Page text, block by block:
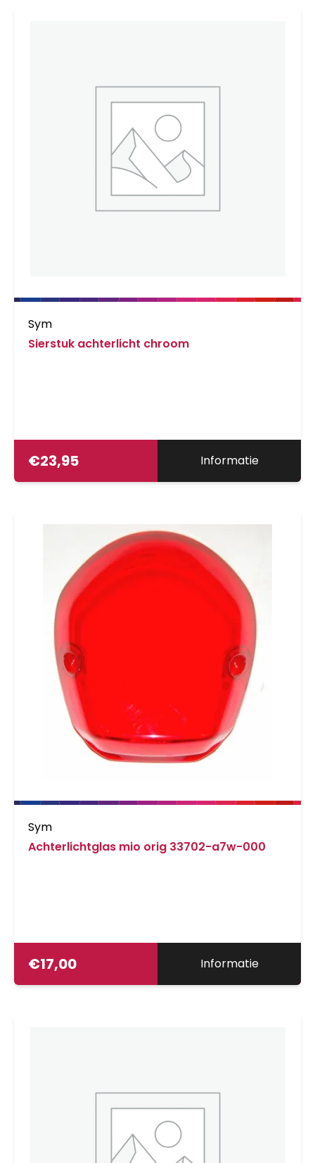
Sym
Sierstuk achterlicht chroom
€23,95 Informatie
Sym
Achterlichtglas mio orig 33702-a7w-000
€17,00 Informatie